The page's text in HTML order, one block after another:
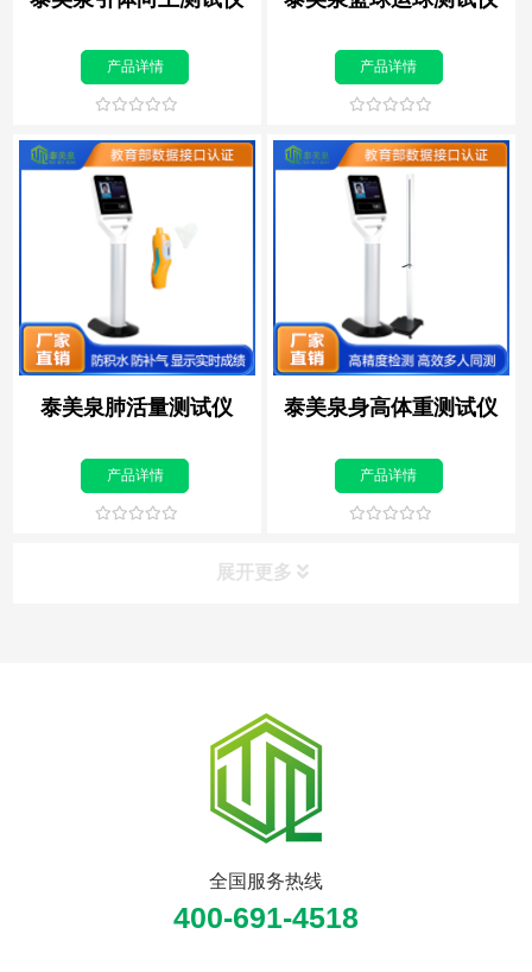
产品详情 产品详情
泰美泉肺活量测试仪
产品详情
泰美泉身高体重测试仪
产品详情
展开更多
全国服务热线
400-691-4518